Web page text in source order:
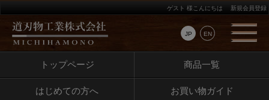
JP EN
ゲスト 様こんにちは 新規会員登録
トップページ 商品一覧
はじめての方へ お買い物ガイド